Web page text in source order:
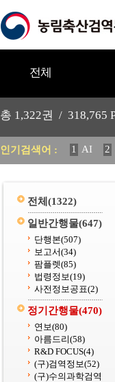
전체
총 1,322권 / 318,765
인기검색어 : 1 AI 2
11 2025
전체 (1322)
일반간행물(647)
단행본(507)
보고서(34)
팜플렛(85)
법령정보(19)
사전정보공표(2)
정기간행물(470)
연보(80)
아름드리(58)
R&D FOCUS(4)
(구)검역정보(52)
(구)수의과학검역